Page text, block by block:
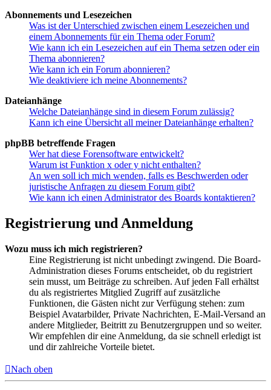
Abonnements und Lesezeichen
Was ist der Unterschied zwischen einem Lesezeichen und
einem Abonnements für ein Thema oder Forum?
Wie kann ich ein Lesezeichen auf ein Thema setzen oder ein
Thema abonnieren?
Wie kann ich ein Forum abonnieren?
Wie deaktiviere ich meine Abonnements?
Dateianhänge
Welche Dateianhänge sind in diesem Forum zulässig?
Kann ich eine Übersicht all meiner Dateianhänge erhalten?
phpBB betreffende Fragen
Wer hat diese Forensoftware entwickelt?
Warum ist Funktion x oder y nicht enthalten?
An wen soll ich mich wenden, falls es Beschwerden oder
juristische Anfragen zu diesem Forum gibt?
Wie kann ich einen Administrator des Boards kontaktieren?
Registrierung und Anmeldung
Wozu muss ich mich registrieren?
Eine Registrierung ist nicht unbedingt zwingend. Die Board-
Administration dieses Forums entscheidet, ob du registriert
sein musst, um Beiträge zu schreiben. Auf jeden Fall erhältst
du als registriertes Mitglied Zugriff auf zusätzliche
Funktionen, die Gästen nicht zur Verfügung stehen: zum
Beispiel Avatarbilder, Private Nachrichten, E-Mail-Versand an
andere Mitglieder, Beitritt zu Benutzergruppen und so weiter.
Wir empfehlen dir eine Anmeldung, da sie schnell erledigt ist
und dir zahlreiche Vorteile bietet.
Nach oben